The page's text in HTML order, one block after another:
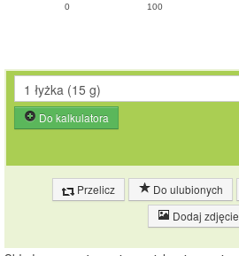
0 100
Do kalkulatora
Przelicz Do ulubionych
Dodaj zdjęcie